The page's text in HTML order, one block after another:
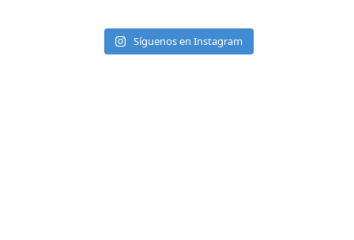
Síguenos en Instagram